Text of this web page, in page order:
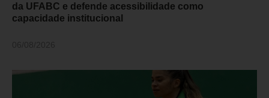
da UFABC e defende acessibilidade como
capacidade institucional